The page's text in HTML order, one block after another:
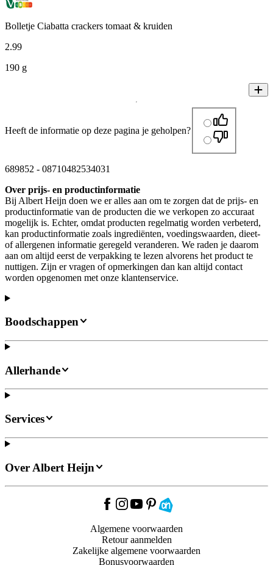
Bolletje Ciabatta crackers tomaat & kruiden
2.99
190 g
Heeft de informatie op deze pagina je geholpen?
689852 - 08710482534031
Over prijs- en productinformatie
Bij Albert Heijn doen we er alles aan om te zorgen dat de prijs- en
productinformatie van de producten die we verkopen zo accuraat
mogelijk is. Echter, omdat producten regelmatig worden verbeterd,
kan productinformatie zoals ingrediënten, voedingswaarden, dieet-
of allergenen informatie geregeld veranderen. We raden je daarom
aan om altijd eerst de verpakking te lezen alvorens het product te
nuttigen. Zijn er vragen of opmerkingen dan kan altijd contact
worden opgenomen met onze klantenservice.
Boodschappen
Allerhande
Services
Over Albert Heijn
Algemene voorwaarden
Retour aanmelden
Zakelijke algemene voorwaarden
Bonusvoorwaarden